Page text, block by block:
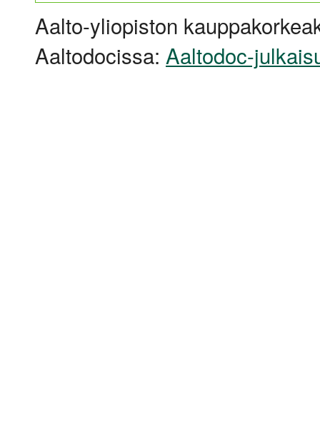
Aalto-yliopiston
Aaltodocissa: Aaltodoc-